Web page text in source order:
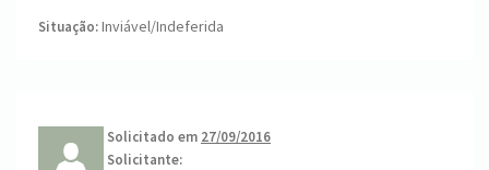
Situação:Inviável/Indeferida
Solicitado em 27/09/2016
Solicitante: